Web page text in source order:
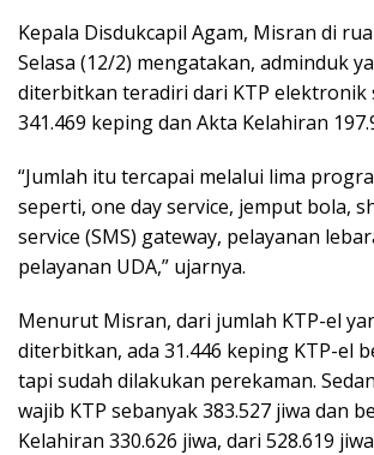
Kepala Disdukcapil Agam, Misran di
Selasa (12/2) mengatakan, adminduk
diterbitkan teradiri dari KTP elektronik
341.469 keping dan Akta Kelahiran
“Jumlah itu tercapai melalui lima
seperti, one day service, jemput bola,
service (SMS) gateway, pelayanan
pelayanan UDA,” ujarnya.
Menurut Misran, dari jumlah KTP-el
diterbitkan, ada 31.446 keping KTP-el
tapi sudah dilakukan perekaman.
wajib KTP sebanyak 383.527 jiwa dan
Kelahiran 330.626 jiwa, dari 528.619